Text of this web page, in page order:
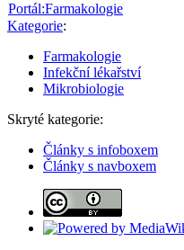
Portál:Farmakologie
Kategorie:
Farmakologie
Infekční lékařství
Mikrobiologie
Skryté kategorie:
Články s infoboxem
Články s navboxem